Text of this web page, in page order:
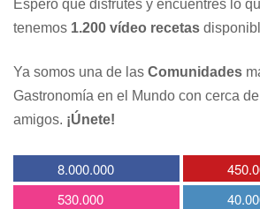
Espero que disfrutes y encuentres lo
tenemos 1.200 vídeo recetas
Ya somos una de las Comunidades
Gastronomía en el Mundo con cerca de
amigos. ¡Únete!
8.000.000
530.000